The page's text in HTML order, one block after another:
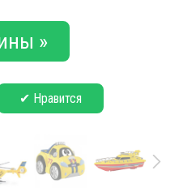
»
✔ Нравится